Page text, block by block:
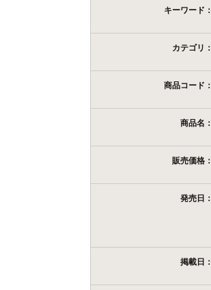
キーワード：
カテゴリ：
商品コード：
商品名：
販売価格：
発売日：
掲載日：